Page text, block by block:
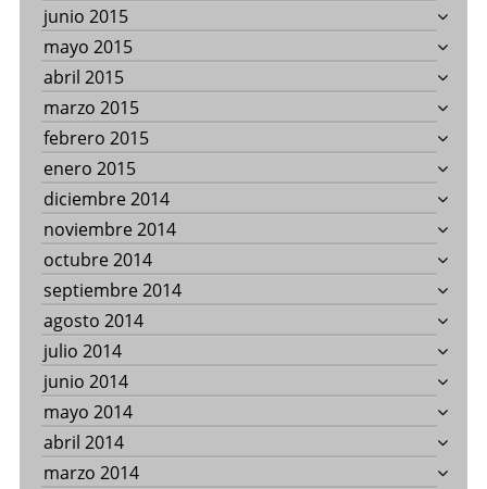
junio 2015
mayo 2015
abril 2015
marzo 2015
febrero 2015
enero 2015
diciembre 2014
noviembre 2014
octubre 2014
septiembre 2014
agosto 2014
julio 2014
junio 2014
mayo 2014
abril 2014
marzo 2014